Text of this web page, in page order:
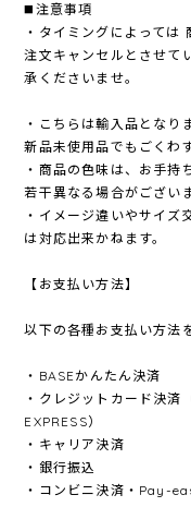
◼️注意事項
・タイミングによっては
注文キャンセルとさせて
承くださいませ。
・こちらは輸入品となり
新品未使用品でもごくわ
・商品の色味は、お手持
若干異なる場合がござい
・イメージ違いやサイズ
は対応出来かねます。
【お支払い方法】
以下の各種お支払い方法
・BASEかんたん決済
・クレジットカード決
EXPRESS）
・キャリア決済
・銀行振込
・コンビニ決済・Pay-